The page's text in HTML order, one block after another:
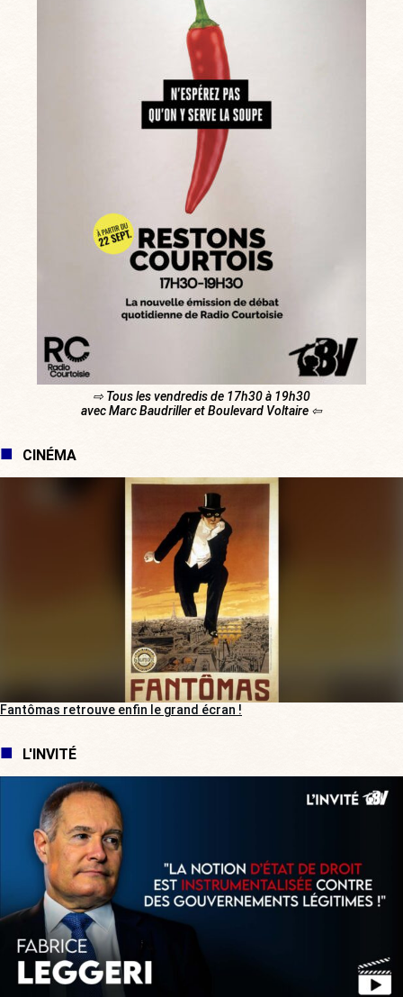
⇨ Tous les vendredis de 17h30 à 19h30
avec Marc Baudriller et Boulevard Voltaire ⇦
CINÉMA
Fantômas retrouve enfin le grand écran !
L'INVITÉ